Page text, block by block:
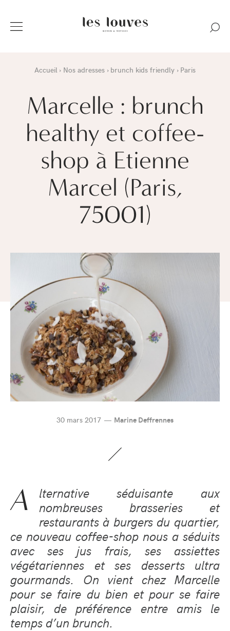
Accueil Nos adresses brunch kids friendly Paris
Marcelle : brunch
healthy et coffee-
shop à Etienne
Marcel (Paris,
75001)
30 mars 2017 Marine Deffrennes
A
lternative séduisante aux
nombreuses brasseries et
restaurants à burgers du quartier,
ce nouveau coffee-shop nous a séduits
avec ses jus frais, ses assiettes
végétariennes et ses desserts ultra
gourmands. On vient chez Marcelle
pour se faire du bien et pour se faire
plaisir, de préférence entre amis le
temps d’un brunch.